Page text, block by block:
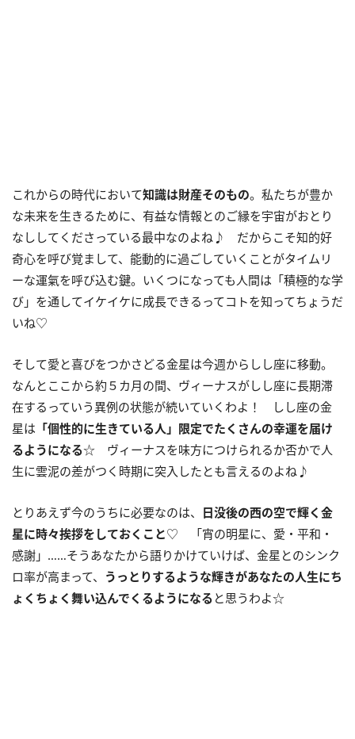
これからの時代において知識は財産そのもの。私たちが豊か
な未来を生きるために、有益な情報とのご縁を宇宙がおとり
なししてくださっている最中なのよね♪ だからこそ知的好
奇心を呼び覚まして、能動的に過ごしていくことがタイムリ
ーな運氣を呼び込む鍵。いくつになっても人間は「積極的な学
び」を通してイケイケに成長できるってコトを知ってちょうだ
いね♡
そして愛と喜びをつかさどる金星は今週からしし座に移動。
なんとここから約５カ月の間、ヴィーナスがしし座に長期滞
在するっていう異例の状態が続いていくわよ！ しし座の金
星は 「個性的に生きている人」限定でたくさんの幸運を届け
るようになる☆ ヴィーナスを味方につけられるか否かで人
生に雲泥の差がつく時期に突入したとも言えるのよね♪
とりあえず今のうちに必要なのは、 日没後の西の空で輝く金
星に時々挨拶をしておくこと♡ 「宵の明星に、愛・平和・
感謝」……そうあなたから語りかけていけば、金星とのシンク
ロ率が高まって、 うっとりするような輝きがあなたの人生にち
ょくちょく舞い込んでくるようになる と思うわよ☆